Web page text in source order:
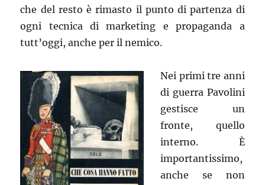
che del resto è rimasto il punto di partenza di
ogni tecnica di marketing e propaganda a
tutt’oggi, anche per il nemico.
Nei primi tre anni
di guerra Pavolini
gestisce un
fronte, quello
interno. È
importantissimo,
anche se non